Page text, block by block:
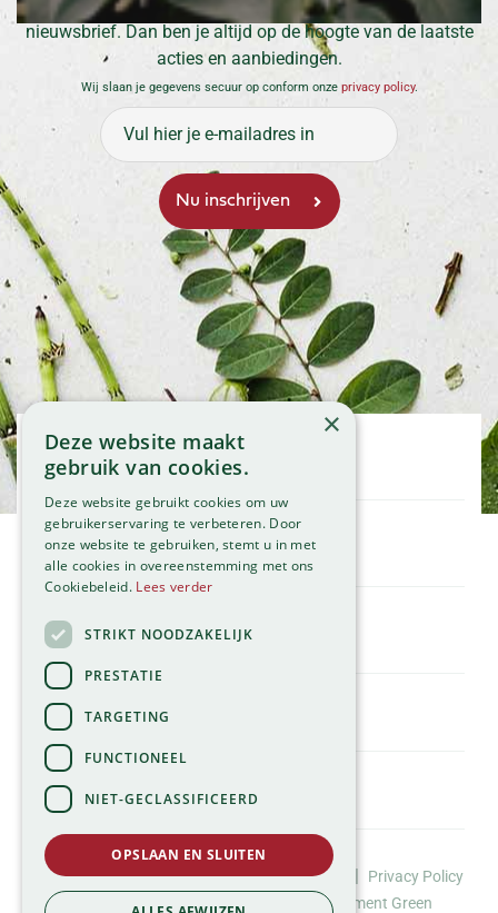
Meld je aan en ontvang maximaal 1 keer per maand de
nieuwsbrief. Dan ben je altijd op de hoogte van de laatste
acties en aanbiedingen.
Wij slaan je gegevens secuur op conform onze privacy policy.
Openingstijden
Maandag
Dinsdag
Woensdag
Donderdag
Vrijdag
Zaterdag
Zondag
Bekijk onze afwijkende openingstijden >
Klantenservice
Service
Tuincentrum
Contact
Global Garden
Hillegommerdijk 554
2136 KX Zwaanshoek
T.023 584 23 54
E.info@globalgarden.nl
Nick's Tuincafé:
06-57663460
info@nickstuincafe.nl
©Tuincentrum Global Garden |Huisregels |
Privacy Policy
Website design door Buro Brein
Development Green
×
Deze website maakt
gebruik van cookies.
Deze website gebruikt cookies om uw
gebruikerservaring te verbeteren. Door
onze website te gebruiken, stemt u in met
alle cookies in overeenstemming met ons
Cookiebeleid. Lees verder
STRIKT NOODZAKELIJK
PRESTATIE
TARGETING
FUNCTIONEEL
NIET-GECLASSIFICEERD
OPSLAAN EN SLUITEN